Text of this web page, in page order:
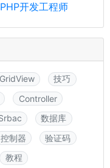
开发工程师
技巧
Controller
数据库
控制器
验证码
教程